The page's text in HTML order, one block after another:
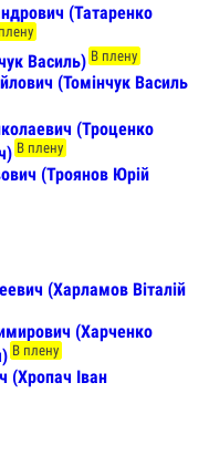
(Татаренко
Василь) В плену
(Томінчук Василь
(Троценко
В плену
(Троянов Юрій
(Харламов Віталій
(Харченко
В плену
(Хропач Іван